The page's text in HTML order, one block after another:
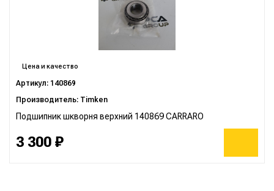
Цена и качество
Артикул: 140869
Производитель: Timken
Подшипник шкворня верхний 140869 CARRARO
3 300 ₽